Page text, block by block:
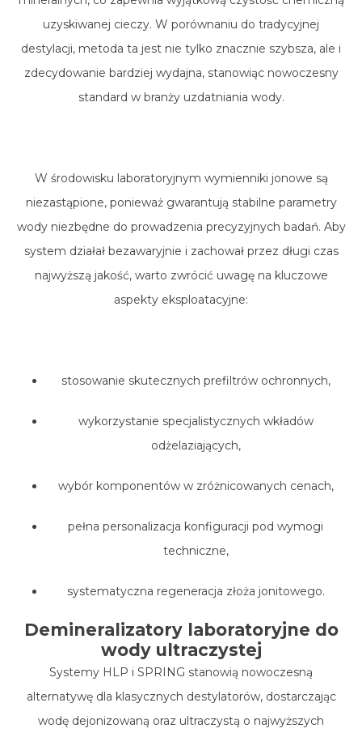
uzyskiwanej cieczy. W porównaniu do tradycyjnej
destylacji, metoda ta jest nie tylko znacznie szybsza, ale i
zdecydowanie bardziej wydajna, stanowiąc nowoczesny
standard w branży uzdatniania wody.
W środowisku laboratoryjnym wymienniki jonowe są
niezastąpione, ponieważ gwarantują stabilne parametry
wody niezbędne do prowadzenia precyzyjnych badań. Aby
system działał bezawaryjnie i zachował przez długi czas
najwyższą jakość, warto zwrócić uwagę na kluczowe
aspekty eksploatacyjne:
stosowanie skutecznych prefiltrów ochronnych,
wykorzystanie specjalistycznych wkładów
odżelaziających,
wybór komponentów w zróżnicowanych cenach,
pełna personalizacja konfiguracji pod wymogi
techniczne,
systematyczna regeneracja złoża jonitowego.
Demineralizatory laboratoryjne do
wody ultraczystej
Systemy HLP i SPRING stanowią nowoczesną
alternatywę dla klasycznych destylatorów, dostarczając
wodę dejonizowaną oraz ultraczystą o najwyższych